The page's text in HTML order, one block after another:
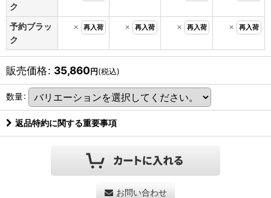
ク
予約ブラッ
ク
× 再入荷 × 再入荷 × 再入荷 × 再入荷
販売価格: 35,860円(税込)
数量:
返品特約に関する重要事項
お問い合わせ